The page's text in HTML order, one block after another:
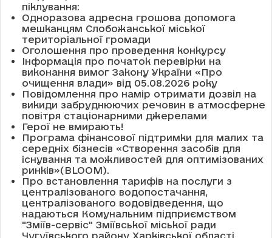
піклування:
Одноразова адресна грошова допомога
мешканцям Слобожанської міської
територіальної громади
Оголошення про проведення конкурсу
Інформація про початок перевірки на
виконання вимог Закону України «Про
очищення влади» від 05.08.2026 року
Повідомлення про намір отримати дозвіл на
викиди забруднюючих речовин в атмосферне
повітря стаціонарними джерелами
Герої не вмирають!
Програма фінансової підтримки для малих та
середніх бізнесів «Створення засобів для
існування та можливостей для оптимізованих
ринків»(BLOOM).
Про встановлення тарифів на послуги з
централізованого водопостачання,
централізованого водовідведення, що
надаються Комунальним підприємством
"Зміїв-сервіс" Зміївської міської ради
Чугуївського району Харківської області